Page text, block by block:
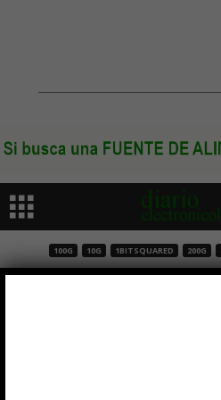
100G 10G 1BITSQUARED 200G